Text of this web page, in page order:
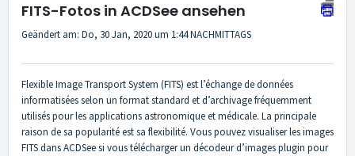
FITS-Fotos in ACDSee ansehen
Geändert am: Do, 30 Jan, 2020 um 1:44 NACHMITTAGS
Flexible Image Transport System (FITS) est l’échange de données
informatisées selon un format standard et d’archivage fréquemment
utilisés pour les applications astronomique et médicale. La principale
raison de sa popularité est sa flexibilité. Vous pouvez visualiser les images
FITS dans ACDSee si vous télécharger un décodeur d’images plugin pour